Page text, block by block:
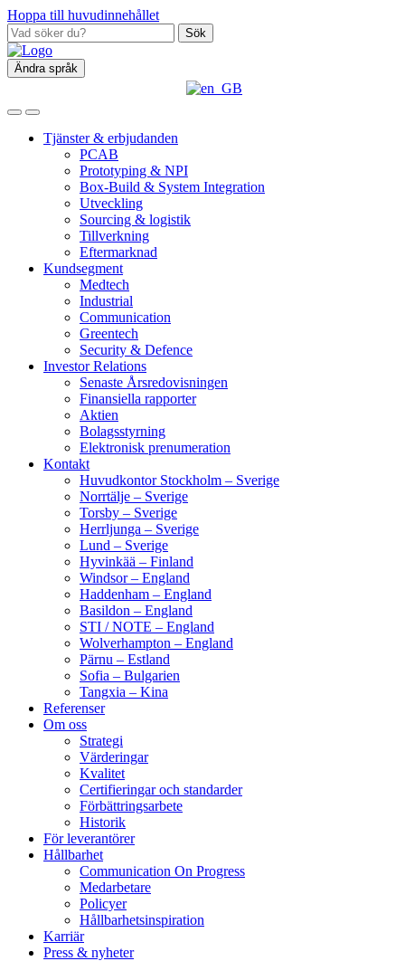
Hoppa till huvudinnehållet
Sök
Ändra språk
Tjänster & erbjudanden
PCAB
Prototyping & NPI
Box‑Build & System Integration
Utveckling
Sourcing & logistik
Tillverkning
Eftermarknad
Kundsegment
Medtech
Industrial
Communication
Greentech
Security & Defence
Investor Relations
Senaste Årsredovisningen
Finansiella rapporter
Aktien
Bolagsstyrning
Elektronisk prenumeration
Kontakt
Huvudkontor Stockholm – Sverige
Norrtälje – Sverige
Torsby – Sverige
Herrljunga – Sverige
Lund – Sverige
Hyvinkää – Finland
Windsor – England
Haddenham – England
Basildon – England
STI / NOTE – England
Wolverhampton – England
Pärnu – Estland
Sofia – Bulgarien
Tangxia – Kina
Referenser
Om oss
Strategi
Värderingar
Kvalitet
Certifieringar och standarder
Förbättringsarbete
Historik
För leverantörer
Hållbarhet
Communication On Progress
Medarbetare
Policyer
Hållbarhetsinspiration
Karriär
Press & nyheter